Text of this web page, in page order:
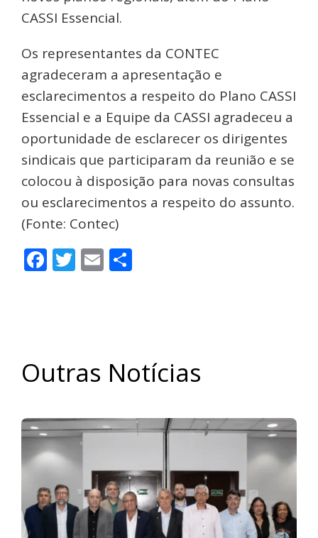
CASSI Essencial.
Os representantes da CONTEC
agradeceram a apresentação e
esclarecimentos a respeito do Plano CASSI
Essencial e a Equipe da CASSI agradeceu a
oportunidade de esclarecer os dirigentes
sindicais que participaram da reunião e se
colocou à disposição para novas consultas
ou esclarecimentos a respeito do assunto.
(Fonte: Contec)
Facebook
Twitter
Email
Outras Notícias